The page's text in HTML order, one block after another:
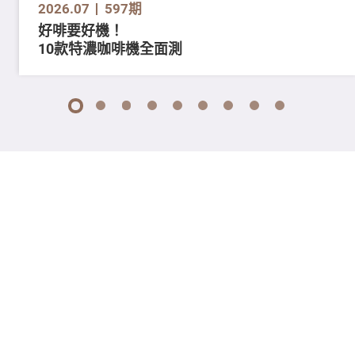
2026.07 597期
好啡要好機！
10款特濃咖啡機全面測
1 2 3 4 5 6 7 8 9